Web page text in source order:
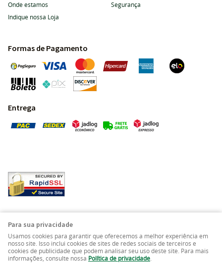
Onde estamos
Indique nossa Loja
Segurança
Formas de Pagamento
Entrega
LOJA VIRTUAL CRIADA POR
Para sua privacidade
Usamos cookies para garantir que oferecemos a melhor experiência em
nosso site. Isso inclui cookies de sites de redes sociais de terceiros e
cookies de publicidade que podem analisar seu uso deste site. Para mais
informações, consulte nossa Política de privacidade